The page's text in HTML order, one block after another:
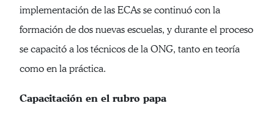
implementación de las ECAs se continuó con la
formación de dos nuevas escuelas, y durante el proceso
se capacitó a los técnicos de la ONG, tanto en teoría
como en la práctica.
Capacitación en el rubro papa